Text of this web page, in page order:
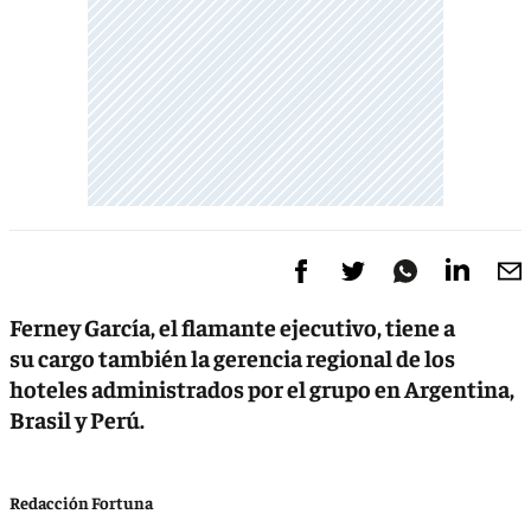
Ferney García, el flamante ejecutivo, tiene a
su cargo también la gerencia regional de los
hoteles administrados por el grupo en Argentina,
Brasil y Perú.
Redacción Fortuna